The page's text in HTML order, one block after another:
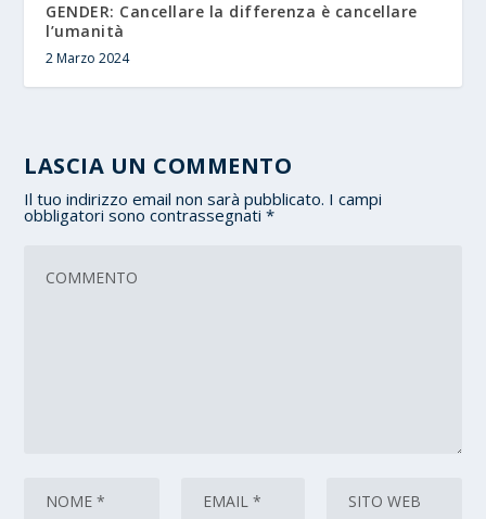
GENDER: Cancellare la differenza è cancellare
l’umanità
2 Marzo 2024
LASCIA UN COMMENTO
Il tuo indirizzo email non sarà pubblicato. I campi
obbligatori sono contrassegnati*